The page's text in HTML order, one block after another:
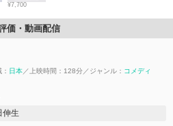
¥7,700
価・動画配信
日本 上映時間：128分 ジャンル： コメディ
伸生